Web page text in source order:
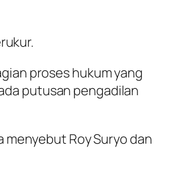
proses hukum yang
putusan pengadilan
menyebut Roy Suryo dan